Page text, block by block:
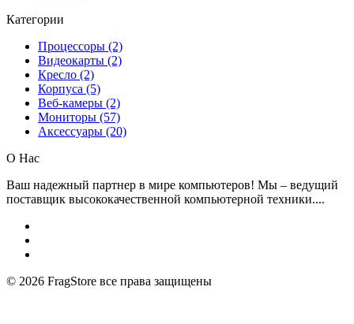
Категории
Процессоры (2)
Видеокарты (2)
Кресло (2)
Корпуса (5)
Веб-камеры (2)
Мониторы (57)
Аксессуары (20)
О Нас
Ваш надежный партнер в мире компьютеров! Мы – ведущий
поставщик высококачественной компьютерной техники....
© 2026 FragStore все права защищены